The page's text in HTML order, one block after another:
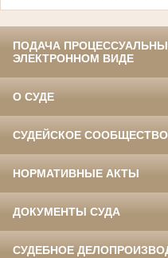
ПОДАЧА
ЭЛЕКТРОННОМ ВИДЕ
О СУДЕ
СУДЕЙСКОЕ СООБЩЕСТВО
НОРМАТИВНЫЕ АКТЫ
ДОКУМЕНТЫ СУДА
СУДЕБНОЕ